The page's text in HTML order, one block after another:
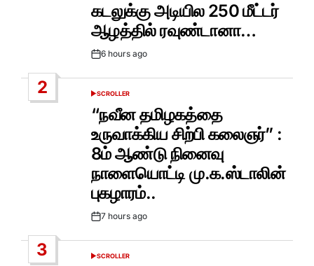
கடலுக்கு அடியில 250 மீட்டர்
ஆழத்தில் ரவுண்டானா…
Post6 hours ago
2
POSTED
IN
SCROLLER
“நவீன தமிழகத்தை
உருவாக்கிய சிற்பி கலைஞர்” :
8ம் ஆண்டு நினைவு
நாளையொட்டி மு.க.ஸ்டாலின்
புகழாரம்..
Post7 hours ago
3
POSTED
SCROLLER